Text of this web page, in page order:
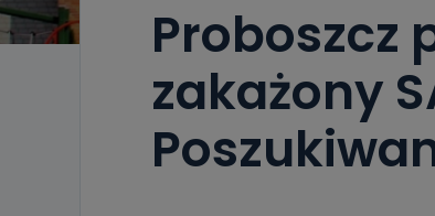
Proboszcz
zakażony